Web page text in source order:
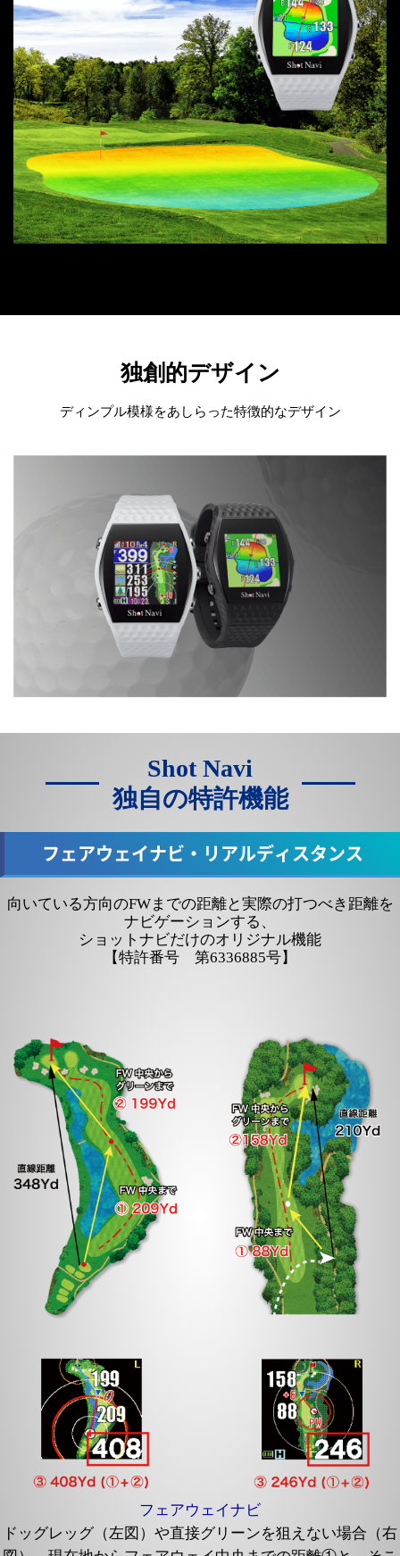
独創的デザイン
ディンプル模様をあしらった特徴的なデザイン
Shot Navi
独自の特許機能
フェアウェイナビ・リアルディスタンス
向いている方向のFWまでの距離と実際の打つべき距離を
ナビゲーションする、
ショットナビだけのオリジナル機能
【特許番号 第6336885号】
フェアウェイナビ
ドッグレッグ（左図）や直接グリーンを狙えない場合（右